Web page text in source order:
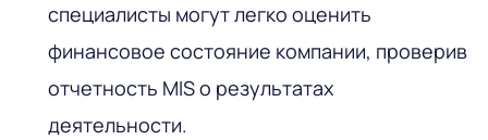
специалисты могут легко оценить
финансовое состояние компании, проверив
отчетность MIS о результатах
деятельности.